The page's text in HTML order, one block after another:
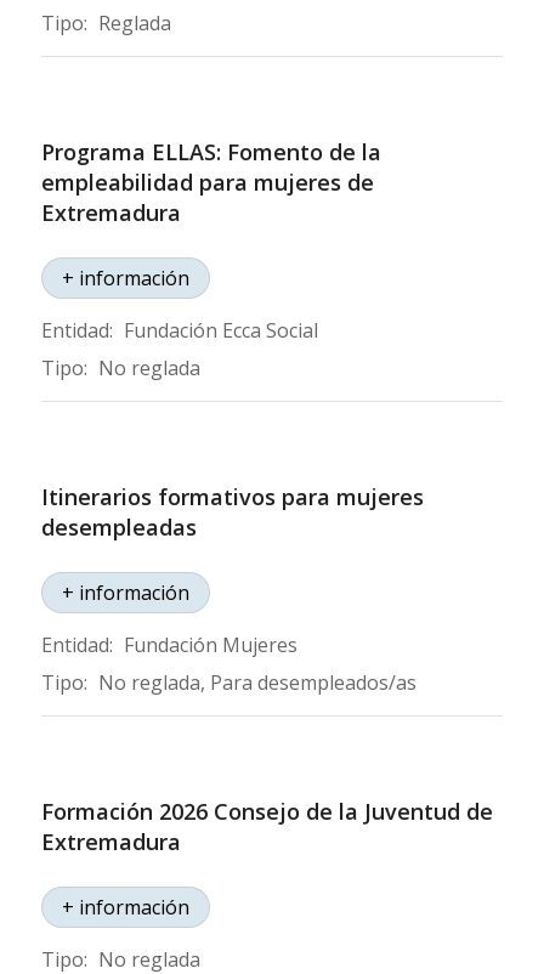
Tipo: Reglada
Programa ELLAS: Fomento de la
empleabilidad para mujeres de
Extremadura
+ información
Entidad: Fundación Ecca Social
Tipo: No reglada
Itinerarios formativos para mujeres
desempleadas
+ información
Entidad: Fundación Mujeres
Tipo: No reglada, Para desempleados/as
Formación 2026 Consejo de la Juventud de
Extremadura
+ información
Tipo: No reglada